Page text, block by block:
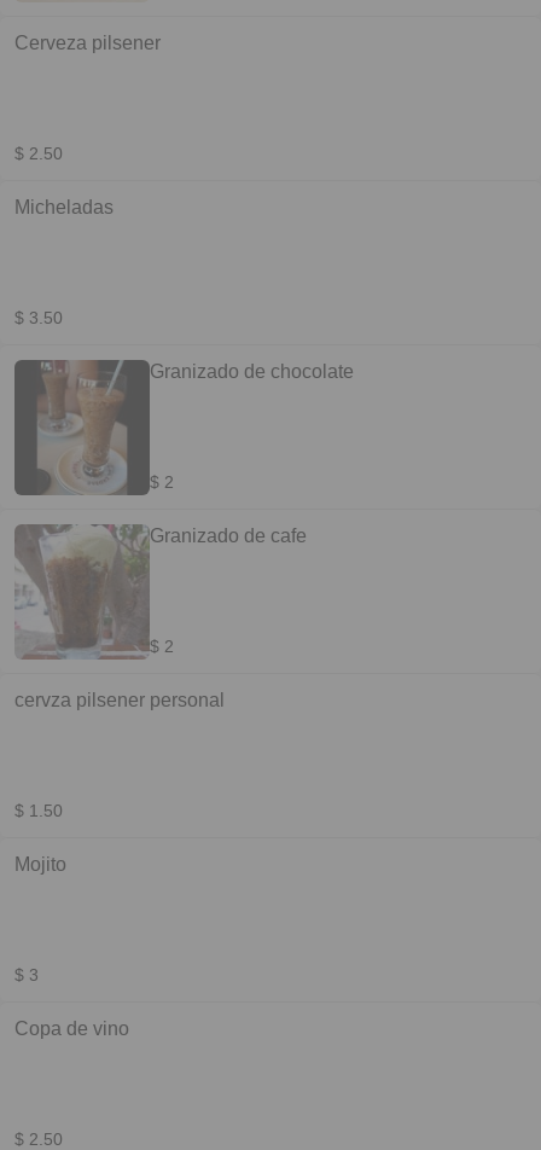
Cerveza pilsener
$ 2.50
Micheladas
$ 3.50
Granizado de chocolate
$ 2
Granizado de cafe
$ 2
cervza pilsener personal
$ 1.50
Mojito
$ 3
Copa de vino
$ 2.50